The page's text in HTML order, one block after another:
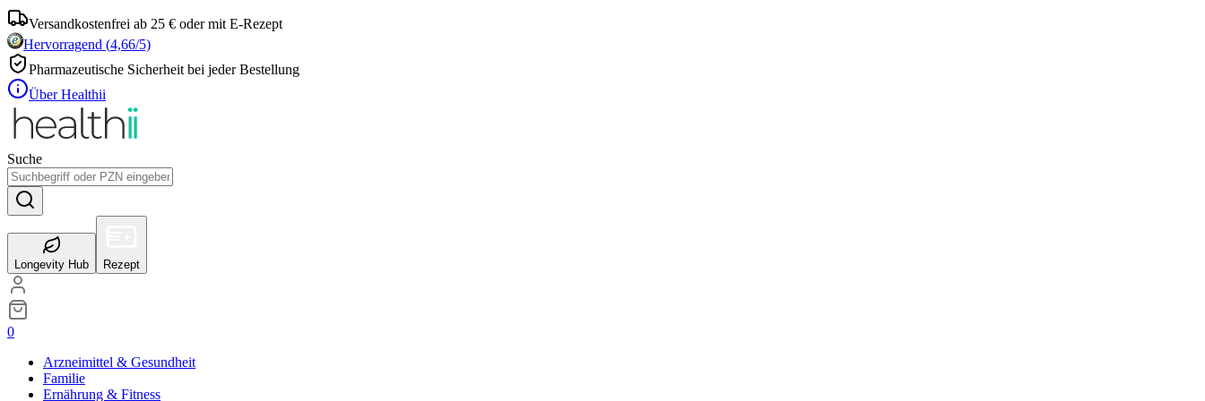
Versandkostenfrei ab 25 € oder mit E-Rezept
Hervorragend (4,66/5)
Pharmazeutische Sicherheit bei jeder Bestellung
Über Healthii
Suche
Longevity Hub Rezept
0
Arzneimittel & Gesundheit
Familie
Ernährung & Fitness